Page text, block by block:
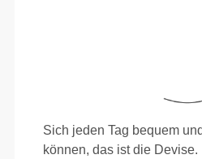
Sich jeden Tag bequem
können, das ist die Devise.